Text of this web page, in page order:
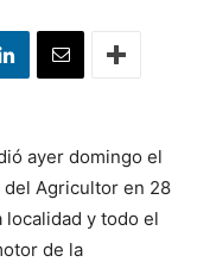
ayer domingo el
del Agricultor en 28
y todo el
de la